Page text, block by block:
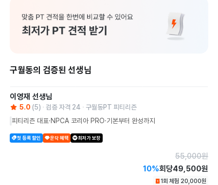
구월동의 검증된 선생님
이영재 선생님
5.0 (5) 검증 자격 24
구월동PT 피티리즌
피티리즌 대표·NPCA 코리아 PRO·기본부터 완성까지
첫 등록 할인 운닥 혜택 최저가 보장
55,000원
10%회당49,500원
1회 체험 20,000원